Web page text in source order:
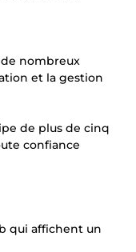
nombreux
et la gestion
de plus de cinq
confiance
qui affichent un